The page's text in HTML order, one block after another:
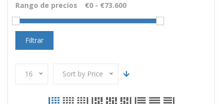
Rango de precios
Filtrar
16 Sort by Price